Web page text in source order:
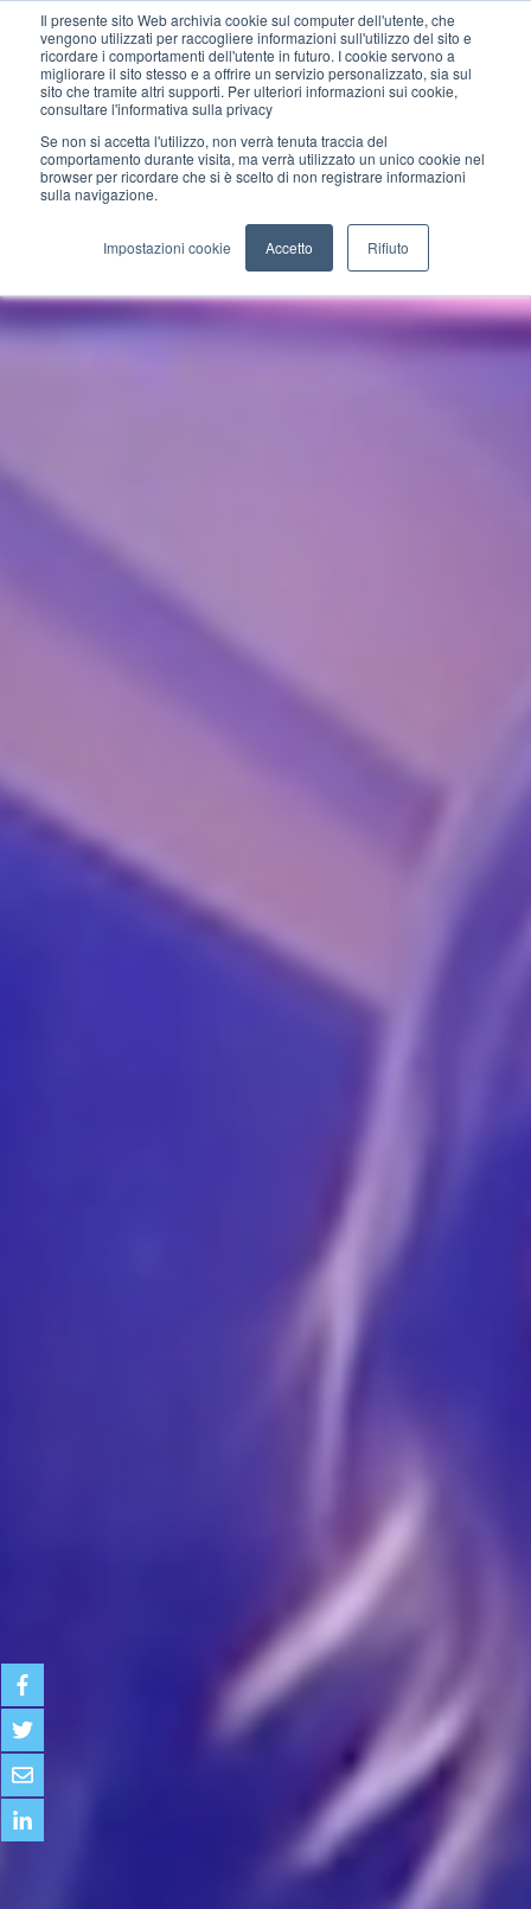
Il presente sito Web archivia cookie sul computer dell'utente, che
vengono utilizzati per raccogliere informazioni sull'utilizzo del sito e
ricordare i comportamenti dell'utente in futuro. I cookie servono a
migliorare il sito stesso e a offrire un servizio personalizzato, sia sul
sito che tramite altri supporti. Per ulteriori informazioni sui cookie,
consultare l'informativa sulla privacy
Se non si accetta l'utilizzo, non verrà tenuta traccia del
comportamento durante visita, ma verrà utilizzato un unico cookie nel
browser per ricordare che si è scelto di non registrare informazioni
sulla navigazione.
Impostazioni cookie Accetto Rifiuto